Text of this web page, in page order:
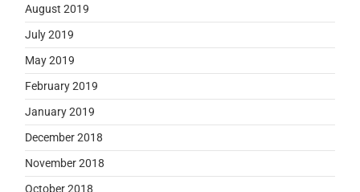
August 2019
July 2019
May 2019
February 2019
January 2019
December 2018
November 2018
October 2018